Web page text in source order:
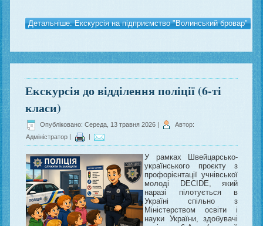
Детальніше: Екскурсія на підприємство "Волинський бровар"
Екскурсія до відділення поліції (6-ті
класи)
Опубліковано: Середа, 13 травня 2026 |
Автор:
Адміністратор
У рамках Швейцарсько-
українського проєкту з
профорієнтації учнівської
молоді DECIDE, який
наразі пілотується в
Україні спільно з
Міністерством освіти і
науки України, здобувачі